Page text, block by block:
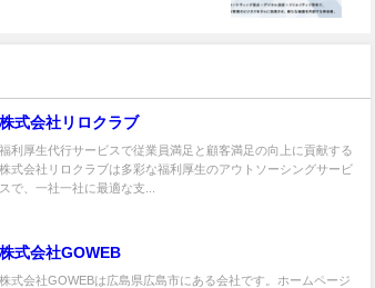
株式会社リロクラブ
福利厚生代行サービスで従業員満足と顧客満足の向上に貢献する
株式会社リロクラブは多彩な福利厚生のアウトソーシングサービ
スで、一社一社に最適な支...
株式会社GOWEB
株式会社GOWEBは広島県広島市にある会社です。ホームページ